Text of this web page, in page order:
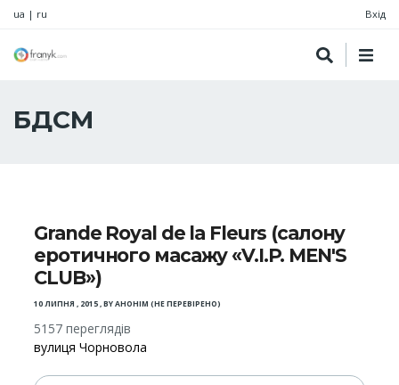
ua | ru Вхід
БДСМ
Grande Royal de la Fleurs (салону
еротичного масажу «V.I.P. MEN'S
CLUB»)
10 ЛИПНЯ , 2015,BYАНОНІМ (НЕ ПЕРЕВІРЕНО)
5157 переглядів
вулиця Чорновола